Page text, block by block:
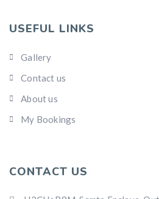
USEFUL LINKS
Gallery
Contact us
About us
My Bookings
CONTACT US